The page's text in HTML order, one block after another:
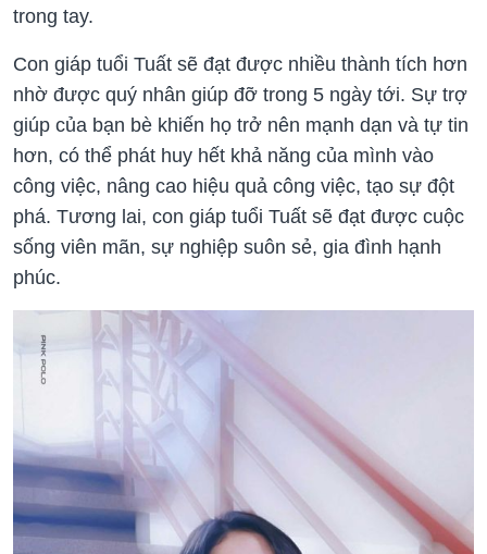
trong tay.
Con giáp tuổi Tuất sẽ đạt được nhiều thành tích hơn
nhờ được quý nhân giúp đỡ trong 5 ngày tới. Sự trợ
giúp của bạn bè khiến họ trở nên mạnh dạn và tự tin
hơn, có thể phát huy hết khả năng của mình vào
công việc, nâng cao hiệu quả công việc, tạo sự đột
phá. Tương lai, con giáp tuổi Tuất sẽ đạt được cuộc
sống viên mãn, sự nghiệp suôn sẻ, gia đình hạnh
phúc.